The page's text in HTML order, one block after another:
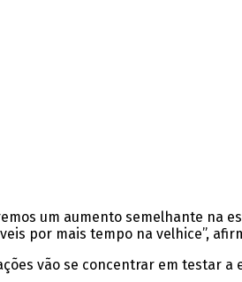
um aumento semelhante na
por mais tempo na velhice”,
vão se concentrar em testar